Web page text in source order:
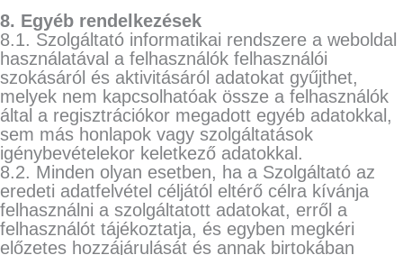
8. Egyéb rendelkezések
8.1. Szolgáltató informatikai rendszere a weboldal
használatával a felhasználók felhasználói
szokásáról és aktivitásáról adatokat gyűjthet,
melyek nem kapcsolhatóak össze a felhasználók
által a regisztrációkor megadott egyéb adatokkal,
sem más honlapok vagy szolgáltatások
igénybevételekor keletkező adatokkal.
8.2. Minden olyan esetben, ha a Szolgáltató az
eredeti adatfelvétel céljától eltérő célra kívánja
felhasználni a szolgáltatott adatokat, erről a
felhasználót tájékoztatja, és egyben megkéri
előzetes hozzájárulását és annak birtokában